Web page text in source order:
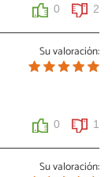
0 2
Su valoración:
0 1
Su valoración: